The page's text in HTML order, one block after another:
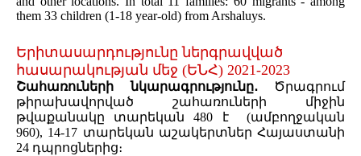
them 33 children (1-18 year-old) from Arshaluys.
Երիտասարդությունը ներգրավված
հասարակության մեջ (ԵՆՀ) 2021-2023
Շահառուների նկարագրությունը․Ծրագրում
թիրախավորված շահառուների միջին
թվաքանակը տարեկան 480 է (ամբողջական
960), 14-17 տարեկան աշակերտներ Հայաստանի
24 դպրոցներից։